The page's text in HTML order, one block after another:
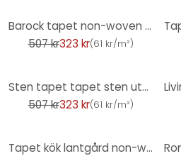
Barock tapet non-woven tapet Livingwalls Metropolitan Stories Barock tapet av A.S. Création 379011 i
507 kr323 kr(61 kr/m²)
Sten tapet tapet sten utseende 3D non-woven tapet tegelröd beige för vardagsrummet
507 kr323 kr(61 kr/m²)
Tapet kök lantgård non-woven blommig tapet non-woven tapet blomma äng lila vit grön